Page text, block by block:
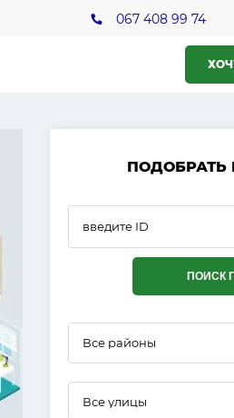
067 408 99 74
ПОДОБРАТЬ
ПОИСК
Все районы
Все улицы